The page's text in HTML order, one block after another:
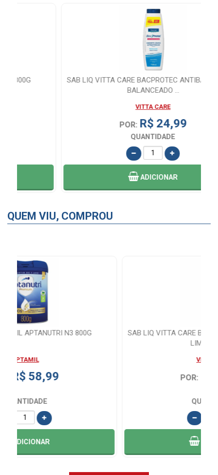
SAB LIQ VITTA CARE BACPROTEC ANTIBACTERIANO
BALANCEADO ...
R$ 24,99
QUANTIDADE
ADICIONAR
QUEM VIU, COMPROU
SAB LIQ VITTA CARE BACPROTEC ANTIBACTERIANO